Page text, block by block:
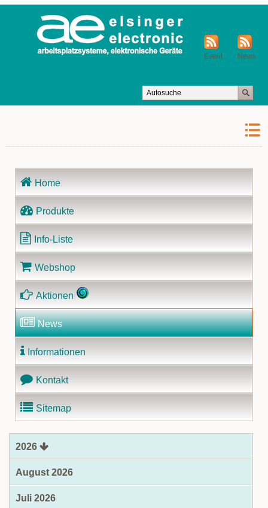
News
Event
überspringen
Home
Produkte
Info-Liste
Webshop
Aktionen
News
Informationen
Kontakt
Sitemap
2026
August 2026
Juli 2026